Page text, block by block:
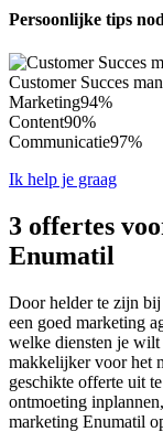
Persoonlijke tips
Customer Succes
Marketing94%
Content90%
Communicatie97%
Ik help je graag
3 offertes
Enumatil
Door helder te zijn
een goed marketing
welke diensten je
makkelijker voor het
geschikte offerte uit
ontmoeting
marketing Enumatil